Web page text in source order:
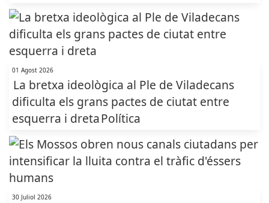
01 Agost 2026
La bretxa ideològica al Ple de Viladecans
dificulta els grans pactes de ciutat entre
esquerra i dretaPolítica
30 Juliol 2026